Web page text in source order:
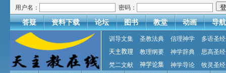
用户名： 密码：
答疑 资料下载 论坛 图书 教堂 动画 导航
训导文集 圣教法典 信理神学
多语圣经
天主教理
教理纲要 神学辞典
思高圣经
梵二文献
神学论集 神学导论 牧灵圣经